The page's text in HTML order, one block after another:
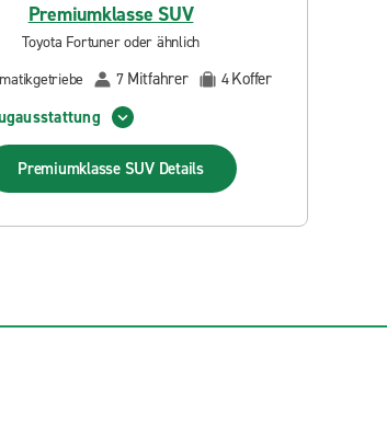
Premiumklasse SUV
Toyota Fortuner oder ähnlich
7 Mitfahrer 4Koffer
Premiumklasse SUV Details